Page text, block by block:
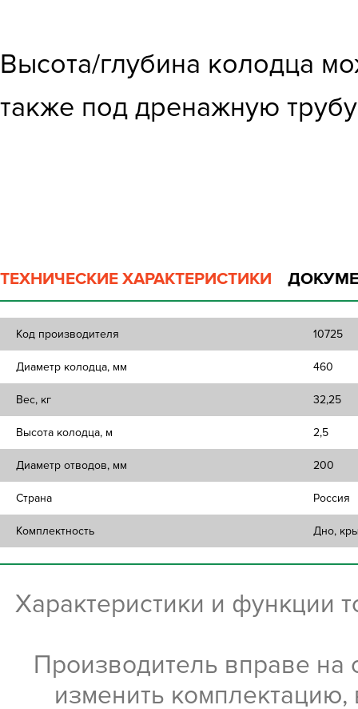
Высота/глубина колодца
также под дренажную
ТЕХНИЧЕСКИЕ ХАРАКТЕРИСТИКИ
Код производителя 10725
Диаметр колодца, мм 460
Вес, кг 32,25
Высота колодца, м 2,5
Диаметр отводов, мм 200
Страна Россия
Комплектность Дно,
Характеристики и функции
Производитель вправе на
изменить комплектацию,